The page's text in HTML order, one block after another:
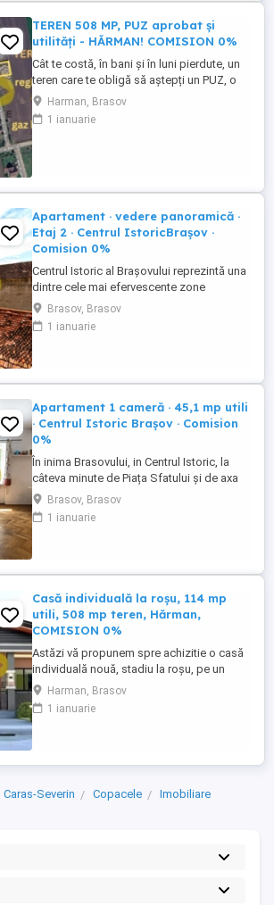
TEREN 508 MP, PUZ aprobat și
utilități - HĂRMAN! COMISION 0%
Cât te costă, în bani și în luni pierdute, un
teren care te obligă să aștepți un PUZ, o
extindere de rețea sau un aviz de la
primărie? Aici, tot acest drum este deja
parcurs — terenul este gata de construit
Harman, Brasov
1 ianuarie
Apartament · vedere panoramică ·
Etaj 2 · Centrul IstoricBrașov ·
Comision 0%
Centrul Istoric al Brașovului reprezintă una
dintre cele mai efervescente zone
imobiliare din România, nu doar Brașov!
Pe strada N. Bălcescu, la nr. 31, vă
prezentăm spre achiziție un apartament
minute de Piața Sfatului ...
Brasov, Brasov
1 ianuarie
Apartament 1 cameră · 45,1 mp utili
· Centrul Istoric Brașov · Comision
0%
În inima Brasovului, in Centrul Istoric, la
câteva minute de Piața Sfatului și de axa
pietonală a orașului, vă propunem spre
achiziție prezentul apartament care face
parte dintr-un imobil construit în 1928, cu
printr-o curte ...
Brasov, Brasov
1 ianuarie
Casă individuală la roșu, 114 mp
utili, 508 mp teren, Hărman,
COMISION 0%
Astăzi vă propunem spre achizitie o casă
individuală nouă, stadiu la roșu, pe un
teren generos de 508 mp, cu utilități, în
Hărman, la 10 minute de Brașov.
Construcție 2026, structură din cadre
parter. Înălțime liberă 3,05 ...
Harman, Brasov
1 ianuarie
Caras-Severin Copacele
Imobiliare